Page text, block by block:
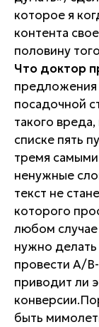
которое я
контента
половину
Что доктор
предложения
посадочной
такого
списке пять
тремя
ненужные
текст не
которого
любом случае
нужно
провести А/
приводит ли
быть